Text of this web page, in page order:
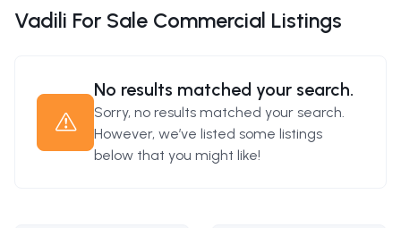
Vadili For Sale Commercial Listings
No results matched your search.
Sorry, no results matched your search.
However, we’ve listed some listings
below that you might like!